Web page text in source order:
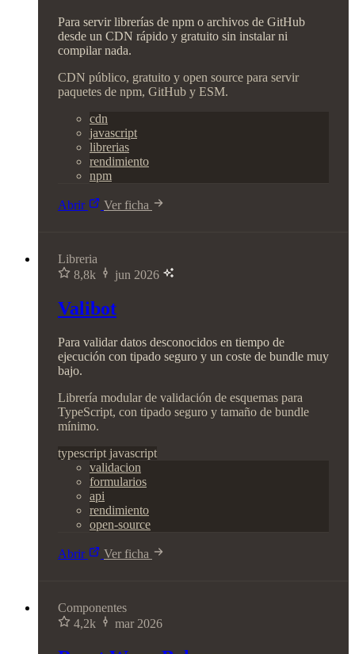
Para servir librerías de npm o archivos de GitHub
desde un CDN rápido y gratuito sin instalar ni
compilar nada.
CDN público, gratuito y open source para servir
paquetes de npm, GitHub y ESM.
cdn
javascript
librerias
rendimiento
npm
Abrir Ver ficha
Libreria
8,8k
jun 2026
Valibot
Para validar datos desconocidos en tiempo de
ejecución con tipado seguro y un coste de bundle muy
bajo.
Librería modular de validación de esquemas para
TypeScript, con tipado seguro y tamaño de bundle
mínimo.
typescript javascript
validacion
formularios
api
rendimiento
open-source
Abrir Ver ficha
Componentes
4,2k
mar 2026